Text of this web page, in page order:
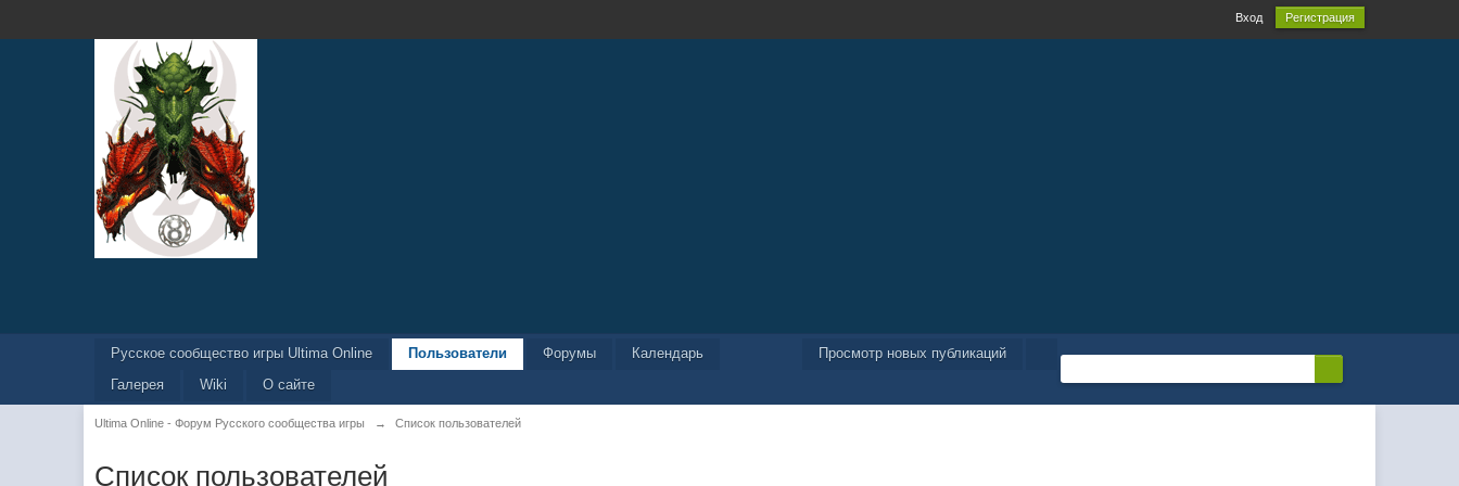
Вход Регистрация
Просмотр новых публикаций
Русское сообщество игры Ultima Online Пользователи Форумы
Календарь
Галерея
Wiki О сайте
Ultima Online - Форум Русского сообщества игры → Список пользователей
Список пользователей